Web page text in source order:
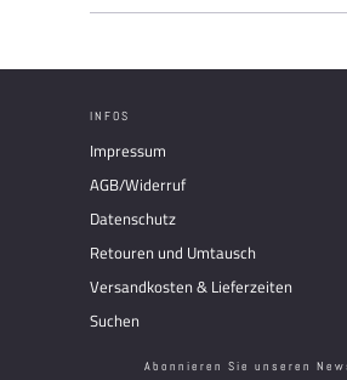
INFOS
Impressum
AGB/Widerruf
Datenschutz
Retouren und Umtausch
Versandkosten & Lieferzeiten
Suchen
Abonnieren Sie unseren